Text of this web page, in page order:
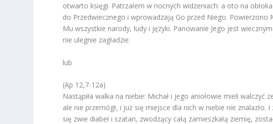
otwarto księgi. Patrzałem w nocnych widzeniach: a oto na
do Przedwiecznego i wprowadzają Go przed Niego. Powierzono
Mu wszystkie narody, ludy i języki. Panowanie Jego jest
nie ulegnie zagładzie.
lub
(Ap 12,7-12a)
Nastąpiła walka na niebie: Michał i jego aniołowie mieli walczyć
ale nie przemógł, i już się miejsce dla nich w niebie nie
się zwie diabeł i szatan, zwodzący całą zamieszkałą ziemię,